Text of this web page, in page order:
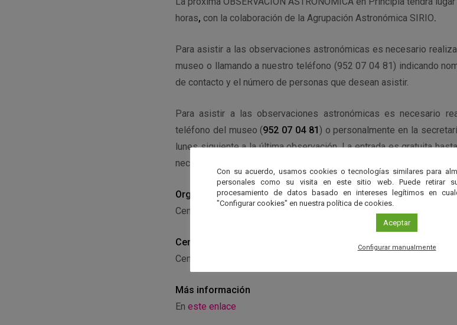
horas, con la colaboración de la Agrupación Astronómica SIRIO.
Para asistir a las observaciones astronómicas es necesario
museo o llamando a nuestro teléfono (952 07 04 81) indicando
de contacto y el número de personas que desean asistir.
Para asistir a las observaciones astronómicas es necesario
teléfono del museo (952 07 04 81) o personalmente en la
lunes siguiente a la última observación. La entrada es gratuita
necesaria la reserva para acceder a la observación.
Organiza
Centro de Ciencia Principia
Centro
Centro de Ciencia Principia
Más información
En este enlace
Con su acuerdo, usamos cookies o tecnologías similares para
personales como su visita en este sitio web. Puede retirar
procesamiento de datos basado en intereses legítimos en
"Configurar cookies" en nuestra política de cookies.
Aceptar
Configurar manualmente